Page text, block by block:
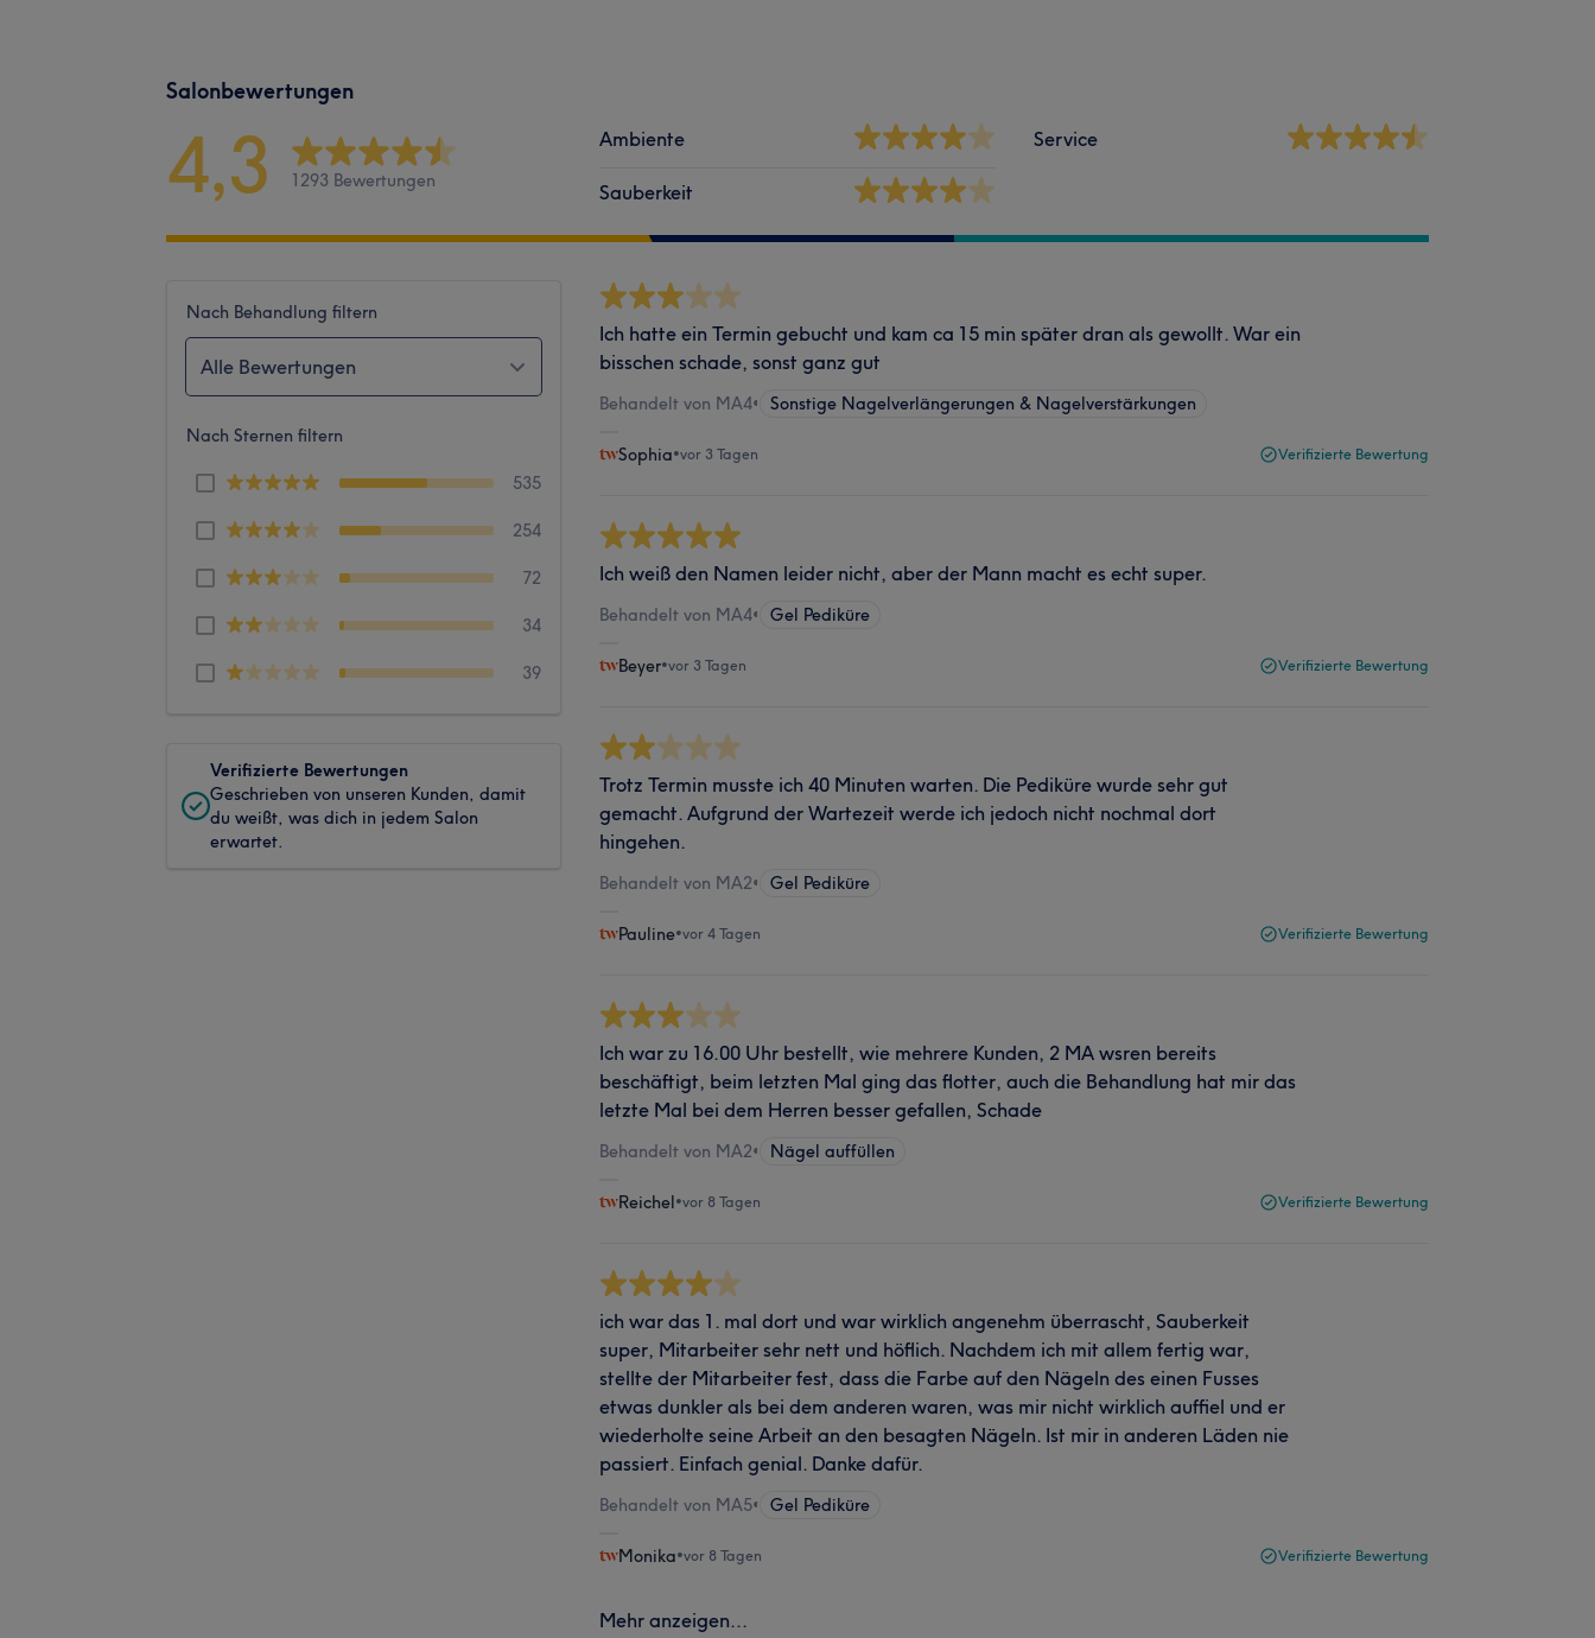
Salonbewertungen
4,3 1293 Bewertungen
Ambiente
Sauberkeit
Service
Nach Behandlung filtern
Alle Bewertungen
Nach Sternen filtern
535
254
72
34
39
Verifizierte Bewertungen
Geschrieben von unseren Kunden, damit
du weißt, was dich in jedem Salon
erwartet.
Ich hatte ein Termin gebucht und kam ca 15 min später dran als gewollt. War ein
bisschen schade, sonst ganz gut
Behandelt von MA4• Sonstige Nagelverlängerungen & Nagelverstärkungen
Sophia•vor 3 Tagen Verifizierte Bewertung
Ich weiß den Namen leider nicht, aber der Mann macht es echt super.
Behandelt von MA4• Gel Pediküre
Beyer•vor 3 Tagen Verifizierte Bewertung
Trotz Termin musste ich 40 Minuten warten. Die Pediküre wurde sehr gut
gemacht. Aufgrund der Wartezeit werde ich jedoch nicht nochmal dort
hingehen.
Behandelt von MA2• Gel Pediküre
Pauline•vor 4 Tagen Verifizierte Bewertung
Ich war zu 16.00 Uhr bestellt, wie mehrere Kunden, 2 MA wsren bereits
beschäftigt, beim letzten Mal ging das flotter, auch die Behandlung hat mir das
letzte Mal bei dem Herren besser gefallen, Schade
Behandelt von MA2• Nägel auffüllen
Reichel•vor 8 Tagen Verifizierte Bewertung
ich war das 1. mal dort und war wirklich angenehm überrascht, Sauberkeit
super, Mitarbeiter sehr nett und höflich. Nachdem ich mit allem fertig war,
stellte der Mitarbeiter fest, dass die Farbe auf den Nägeln des einen Fusses
etwas dunkler als bei dem anderen waren, was mir nicht wirklich auffiel und er
wiederholte seine Arbeit an den besagten Nägeln. Ist mir in anderen Läden nie
passiert. Einfach genial. Danke dafür.
Behandelt von MA5• Gel Pediküre
Monika•vor 8 Tagen Verifizierte Bewertung
Mehr anzeigen...